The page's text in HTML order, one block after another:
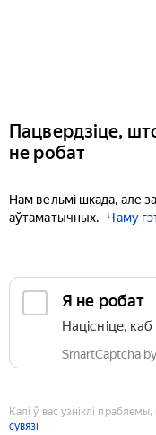
Пацвердзіце,
не робат
Нам вельмі шкада, але
аўтаматычных.
Чаму
Я не робат
Націсніце,
SmartCaptcha
Калі ў вас узніклі
сувязі